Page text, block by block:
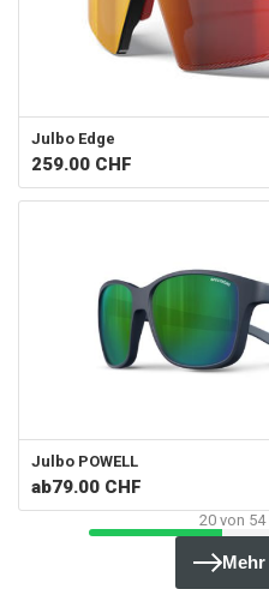
Julbo Edge
259.00 CHF
Julbo POWELL
ab79.00 CHF
20von 54
Mehr